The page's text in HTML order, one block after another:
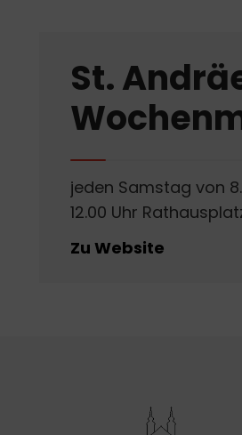
St.
jeden Samstag von
12.00 Uhr
Zu Website